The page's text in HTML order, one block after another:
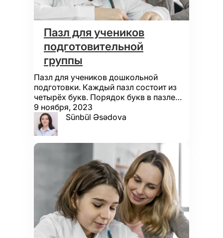
Пазл для учеников
подготовительной
группы
Пазл для учеников дошкольной
подготовки. Каждый пазл состоит из
четырёх букв. Порядок букв в пазле…
9 ноября, 2023
Sünbül Əsədova